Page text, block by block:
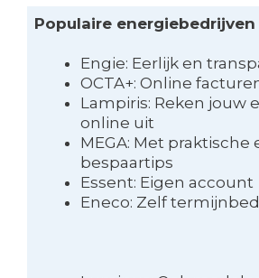
Populaire energiebedrijven
Engie: Eerlijk en
OCTA+: Online
Lampiris: Reken jouw
online uit
MEGA: Met praktische
bespaartips
Essent: Eigen account
Eneco: Zelf